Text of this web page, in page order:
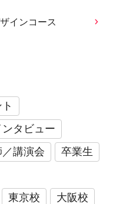
インコース
タビュー
講演会
卒業生
東京校
大阪校